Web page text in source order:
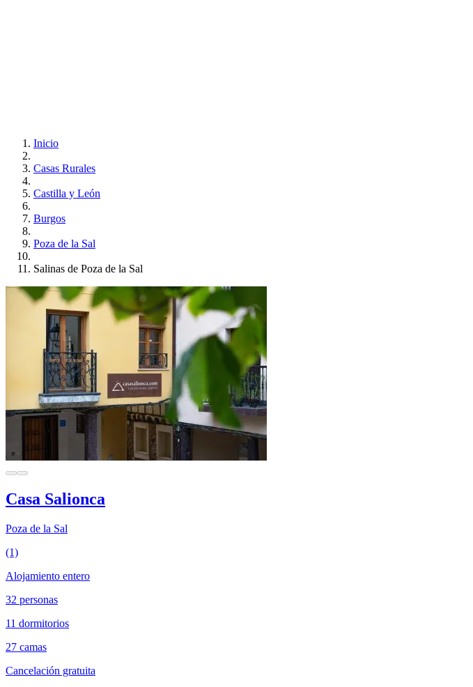
Inicio
Casas Rurales
Castilla y León
Burgos
Poza de la Sal
Salinas de Poza de la Sal
Casa Salionca
Poza de la Sal
(1)
Alojamiento entero
32 personas
11 dormitorios
27 camas
Cancelación gratuita